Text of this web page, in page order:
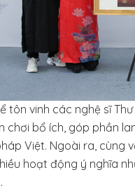
tôn vinh các nghệ sĩ
chơi bổ ích, góp phần
Việt. Ngoài ra, cùng
hoạt động ý nghĩa